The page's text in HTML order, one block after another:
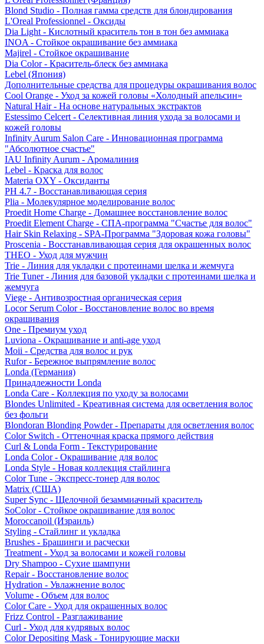
Blond Studio - Полная гамма средств для блондирования
L'Oreal Professionnel - Оксиды
Dia Light - Кислотный краситель тон в тон без аммиака
INOA - Стойкое окрашивание без аммиака
Majirel - Стойкое окрашивание
Dia Color - Краситель-блеск без аммиака
Lebel (Япония)
Дополнительные средства для процедуры окрашивания волос
Cool Orange - Уход за кожей головы «Холодный апельсин»
Natural Hair - На основе натуральных экстрактов
Estessimo Celcert - Селективная линия ухода за волосами и
кожей головы
Infinity Aurum Salon Care - Инновационная программа
"Абсолютное счастье"
IAU Infinity Aurum - Аромалиния
Lebel - Краска для волос
Materia OXY - Оксиданты
PH 4.7 - Восстанавливающая серия
Plia - Молекулярное моделирование волос
Proedit Home Charge - Домашнее восстановление волос
Proedit Element Charge - СПА-программа "Счастье для волос"
Hair Skin Relaxing - SPA-Программа "Здоровая кожа головы"
Proscenia - Восстанавливающая серия для окрашенных волос
THEO - Уход для мужчин
Trie - Линия для укладки с протеинами шелка и жемчуга
Trie Tuner - Линия для базовой укладки с протеинами шелка и
жемчуга
Viege - Антивозростная органическая серия
Locor Serum Color - Восстановление волос во время
окрашивания
One - Премиум уход
Luviona - Окрашивание и anti-age уход
Moii - Средства для волос и рук
Rufor - Бережное выпрямление волос
Londa (Германия)
Принадлежности Londa
Londa Care - Коллекция по уходу за волосами
Blondes Unlimited - Креативная система для осветления волос
без фольги
Blondoran Blonding Powder - Препараты для осветления волос
Color Switch - Оттеночная краска прямого действия
Curl & Londa Form - Текстурирование
Londa Color - Окрашивание для волос
Londa Style - Новая коллекция стайлинга
Color Tune - Экспресс-тонер для волос
Matrix (США)
Super Sync - Щелочной безаммиачный краситель
SoColor - Стойкое окрашивание для волос
Moroccanoil (Израиль)
Styling - Стайлинг и укладка
Brushes - Брашинги и расчески
Treatment - Уход за волосами и кожей головы
Dry Shampoo - Сухие шампуни
Repair - Восстановление волос
Hydration - Увлажнение волос
Volume - Объем для волос
Color Care - Уход для окрашенных волос
Frizz Control - Разглаживание
Curl - Уход для кудрявых волос
Color Depositing Mask - Тонирующие маски